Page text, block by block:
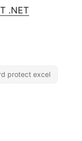
.NET
protect excel